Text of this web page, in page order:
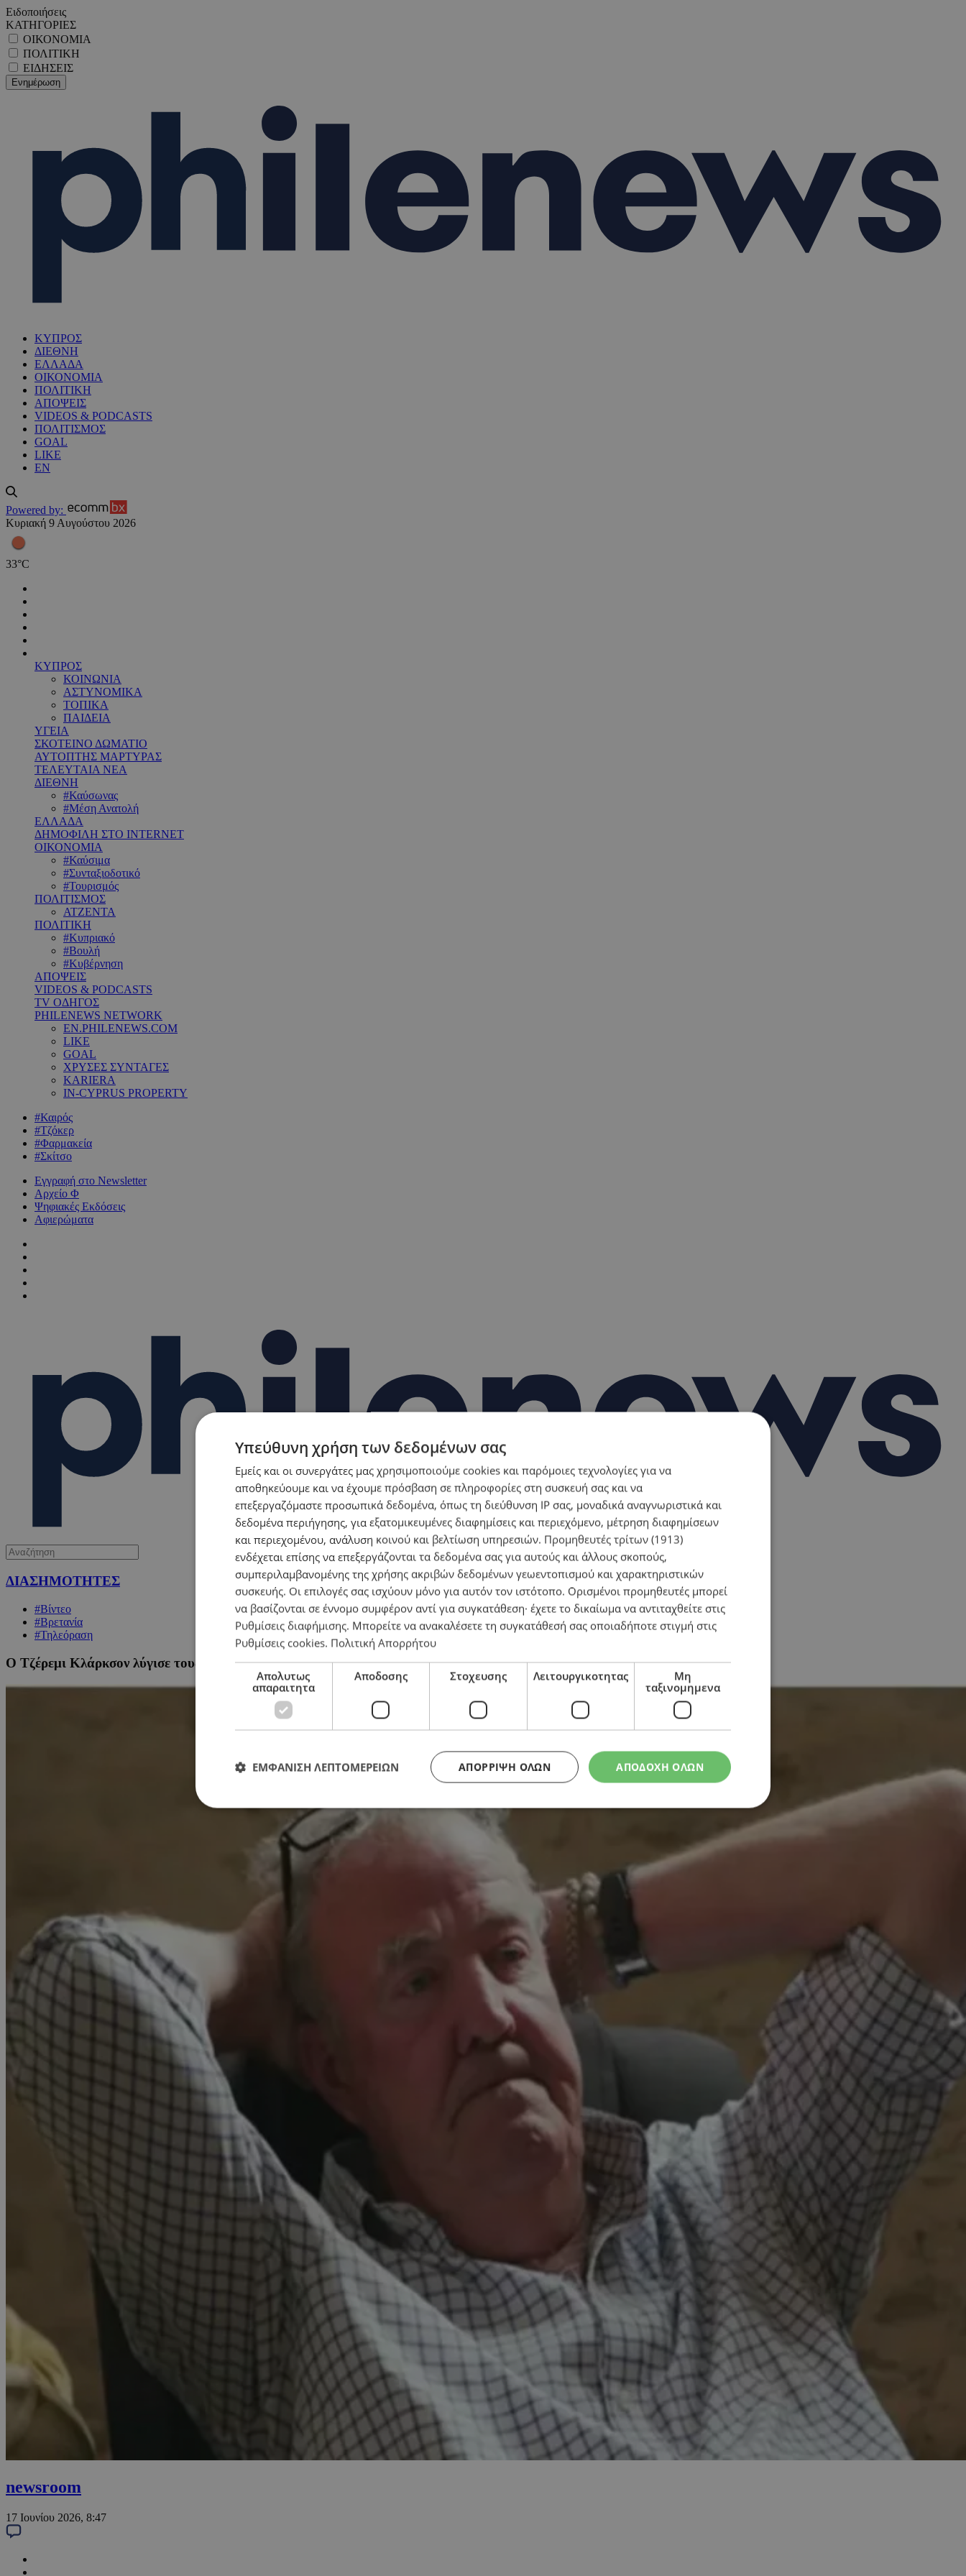
Ειδοποιήσεις
ΚΑΤΗΓΟΡΙΕΣ
ΟΙΚΟΝΟΜΙΑ
ΠΟΛΙΤΙΚΗ
ΕΙΔΗΣΕΙΣ
ΚΥΠΡΟΣ
ΔΙΕΘΝΗ
ΕΛΛΑΔΑ
ΟΙΚΟΝΟΜΙΑ
ΠΟΛΙΤΙΚΗ
ΑΠΟΨΕΙΣ
VIDEOS & PODCASTS
ΠΟΛΙΤΙΣΜΟΣ
GOAL
LIKE
EN
Powered by:
Κυριακή 9 Αυγούστου 2026
33°C
ΚΥΠΡΟΣ
ΚΟΙΝΩΝΙΑ
ΑΣΤΥΝΟΜΙΚΑ
ΤΟΠΙΚΑ
ΠΑΙΔΕΙΑ
ΥΓΕΙΑ
ΣΚΟΤΕΙΝΟ ΔΩΜΑΤΙΟ
ΑΥΤΟΠΤΗΣ ΜΑΡΤΥΡΑΣ
ΤΕΛΕΥΤΑΙΑ ΝΕΑ
ΔΙΕΘΝΗ
#Καύσωνας
#Μέση Ανατολή
ΕΛΛΑΔΑ
ΔΗΜΟΦΙΛΗ ΣΤΟ INTERNET
ΟΙΚΟΝΟΜΙΑ
#Καύσιμα
#Συνταξιοδοτικό
#Τουρισμός
ΠΟΛΙΤΙΣΜΟΣ
ΑΤΖΕΝΤΑ
ΠΟΛΙΤΙΚΗ
#Κυπριακό
#Βουλή
#Κυβέρνηση
ΑΠΟΨΕΙΣ
VIDEOS & PODCASTS
TV ΟΔΗΓΟΣ
PHILENEWS NETWORK
EN.PHILENEWS.COM
LIKE
GOAL
ΧΡΥΣΕΣ ΣΥΝΤΑΓΕΣ
KARIERA
IN-CYPRUS PROPERTY
#Καιρός
#Τζόκερ
#Φαρμακεία
#Σκίτσο
Εγγραφή στο Newsletter
Αρχείο Φ
Ψηφιακές Εκδόσεις
Αφιερώματα
ΔΙΑΣΗΜΟΤΗΤΕΣ
#Βίντεο
#Βρετανία
#Τηλεόραση
Ο Τζέρεμι Κλάρκσον λύγισε τους τηλεθεατές – Αποκάλυψε ότι δίνει μάχη με επιθετικό καρκίνο
newsroom
17 Ιουνίου 2026, 8:47
Υπεύθυνη χρήση των δεδομένων σας
Εμείς και οι συνεργάτες μας χρησιμοποιούμε cookies και παρόμοιες τεχνολογίες για να
αποθηκεύουμε και να έχουμε πρόσβαση σε πληροφορίες στη συσκευή σας και να
επεξεργαζόμαστε προσωπικά δεδομένα, όπως τη διεύθυνση IP σας, μοναδικά αναγνωριστικά και
δεδομένα περιήγησης, για εξατομικευμένες διαφημίσεις και περιεχόμενο, μέτρηση διαφημίσεων
και περιεχομένου, ανάλυση κοινού και βελτίωση υπηρεσιών. Προμηθευτές τρίτων (1913)
ενδέχεται επίσης να επεξεργάζονται τα δεδομένα σας για αυτούς και άλλους σκοπούς,
συμπεριλαμβανομένης της χρήσης ακριβών δεδομένων γεωεντοπισμού και χαρακτηριστικών
συσκευής. Οι επιλογές σας ισχύουν μόνο για αυτόν τον ιστότοπο. Ορισμένοι προμηθευτές μπορεί
να βασίζονται σε έννομο συμφέρον αντί για συγκατάθεση· έχετε το δικαίωμα να αντιταχθείτε στις
Ρυθμίσεις διαφήμισης. Μπορείτε να ανακαλέσετε τη συγκατάθεσή σας οποιαδήποτε στιγμή στις
Ρυθμίσεις cookies. Πολιτική Απορρήτου
Απολυτως
απαραιτητα
Αποδοσης Στοχευσης Λειτουργικοτητας
Μη
ταξινομημενα
ΑΠΟΔΟΧΗ ΟΛΩΝ
ΑΠΌΡΡΙΨΗ ΌΛΩΝ
ΕΜΦΑΝΙΣΗ ΛΕΠΤΟΜΕΡΕΙΩΝ